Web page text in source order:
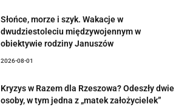
Słońce, morze i szyk. Wakacje w
dwudziestoleciu międzywojennym w
obiektywie rodziny Januszów
2026-08-01
Kryzys w Razem dla Rzeszowa? Odeszły dwie
osoby, w tym jedna z „matek założycielek”